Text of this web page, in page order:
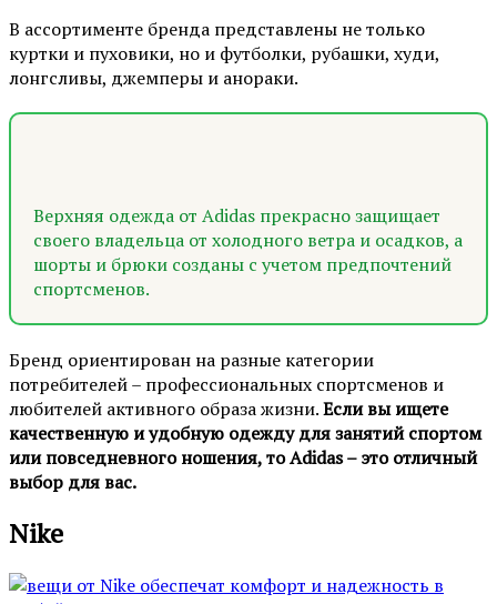
В ассортименте бренда представлены не только
куртки и пуховики, но и футболки, рубашки, худи,
лонгсливы, джемперы и анораки.
Верхняя одежда от Adidas прекрасно защищает
своего владельца от холодного ветра и осадков, а
шорты и брюки созданы с учетом предпочтений
спортсменов.
Бренд ориентирован на разные категории
потребителей – профессиональных спортсменов и
любителей активного образа жизни.Если вы ищете
качественную и удобную одежду для занятий спортом
или повседневного ношения, то Adidas – это отличный
выбор для вас.
Nike